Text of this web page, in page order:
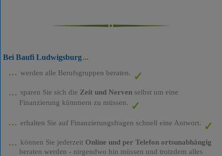
Bei Baufi Ludwigsburg
werden alle Berufsgruppen beraten.
sparen Sie sich die Zeit und Nervenselbst um eine
Finanzierung kümmern zu müssen.
erhalten Sie auf Finanzierungsfragen schnell eine Antwort.
können Sie jederzeit Online und per Telefon ortsunabhängig
beraten werden - nirgendwo hin müssen und trotzdem alles